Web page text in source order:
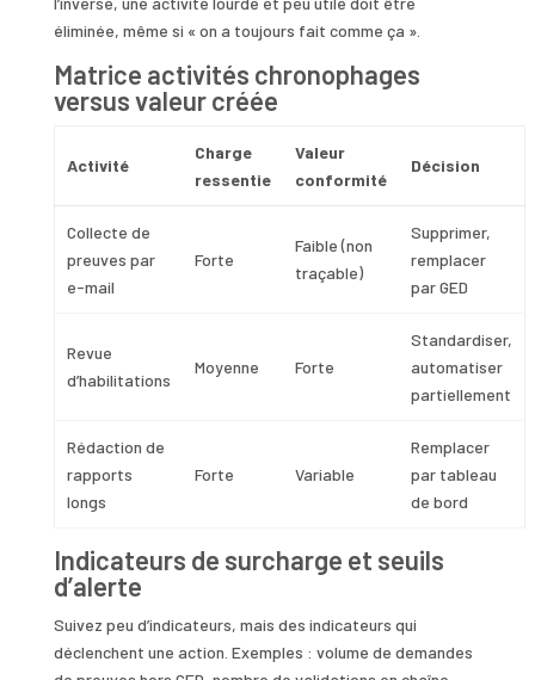
éliminée, même si « on a toujours fait comme ça ».
Matrice activités chronophages
versus valeur créée
Activité
Charge
ressentie
Valeur
conformité
Décision
Collecte de
preuves par
e-mail
Forte
Faible (non
traçable)
Supprimer,
remplacer
par GED
Revue
d’habilitations
Moyenne Forte
Standardiser,
automatiser
partiellement
Rédaction de
rapports
longs
Forte Variable
Remplacer
par tableau
de bord
Indicateurs de surcharge et seuils
d’alerte
Suivez peu d’indicateurs, mais des indicateurs qui
déclenchent une action. Exemples : volume de demandes